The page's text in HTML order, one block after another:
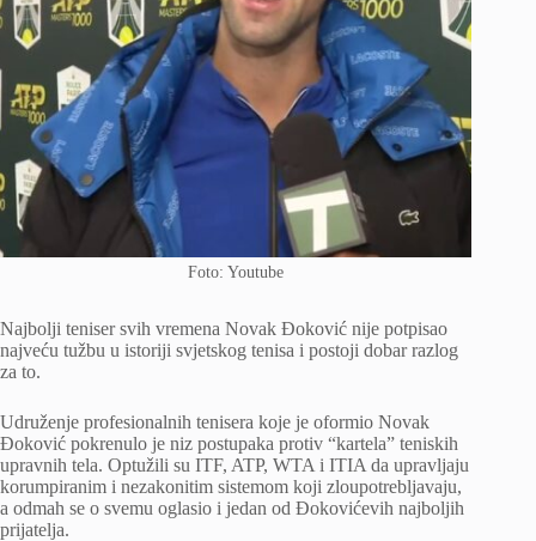
Foto: Youtube
Najbolji teniser svih vremena Novak Đoković nije potpisao
najveću tužbu u istoriji svjetskog tenisa i postoji dobar razlog
za to.
Udruženje profesionalnih tenisera koje je oformio Novak
Đoković pokrenulo je niz postupaka protiv “kartela” teniskih
upravnih tela. Optužili su ITF, ATP, WTA i ITIA da upravljaju
korumpiranim i nezakonitim sistemom koji zloupotrebljavaju,
a odmah se o svemu oglasio i jedan od Đokovićevih najboljih
prijatelja.